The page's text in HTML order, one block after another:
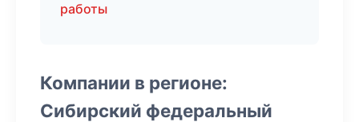
работы
Компании в регионе:
Сибирский федеральный